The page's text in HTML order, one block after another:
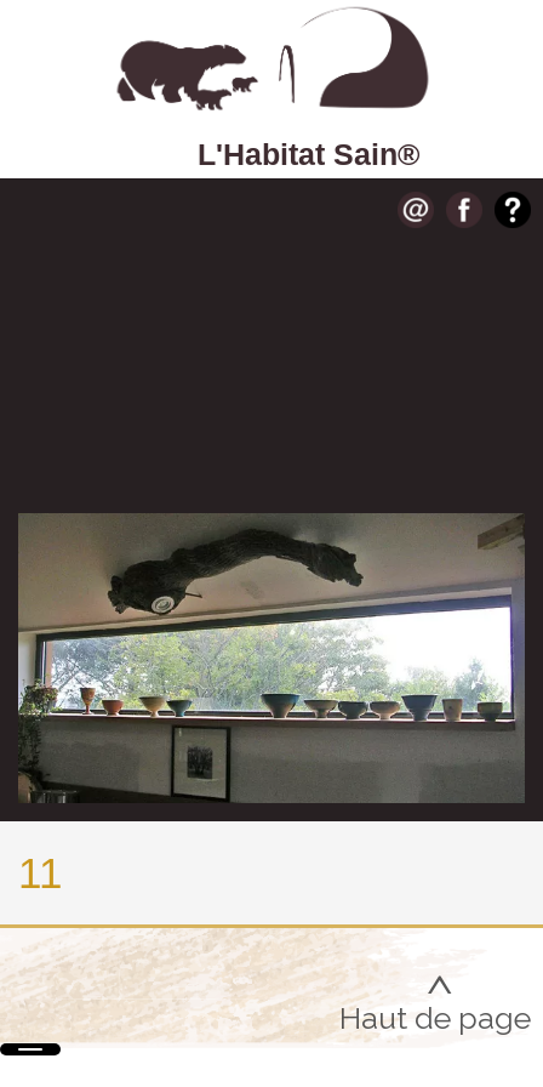
L'Habitat Sain®
>
Haut de page
11